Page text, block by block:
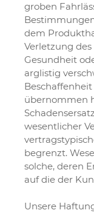
groben
dem
Verletzung des
Gesundheit
arglistig
übernommen
wesentlicher
begrenzt.
solche, deren
auf die der
Unsere